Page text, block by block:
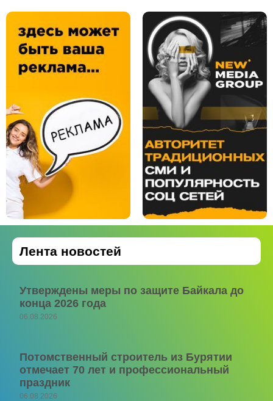
Лента новостей
Утверждены меры по защите Байкала до
конца 2026 года
06.08.2026
Потомственный строитель из Бурятии
отмечает 70 лет и профессиональный
праздник
06.08.2026